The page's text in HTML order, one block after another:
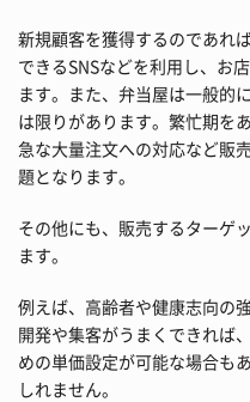
新規顧客を獲得するのであれ
できるSNSなどを利用し、お
ます。また、弁当屋は一般的
は限りがあります。繁忙期を
急な大量注文への対応など販
題となります。
その他にも、販売するターゲ
ます。
例えば、高齢者や健康志向の
開発や集客がうまくできれば
めの単価設定が可能な場合も
しれません。